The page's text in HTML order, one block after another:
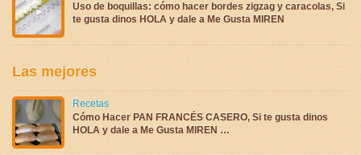
Uso de boquillas: cómo hacer bordes zigzag y caracolas, Si
te gusta dinos HOLA y dale a Me Gusta MIREN
Las mejores
Recetas
Cómo Hacer PAN FRANCÉS CASERO, Si te gusta dinos
HOLA y dale a Me Gusta MIREN …